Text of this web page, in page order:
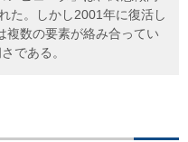
た。しかし2001年に復活し
複数の要素が絡み合ってい
である。